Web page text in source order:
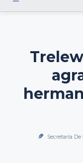
Secretaría